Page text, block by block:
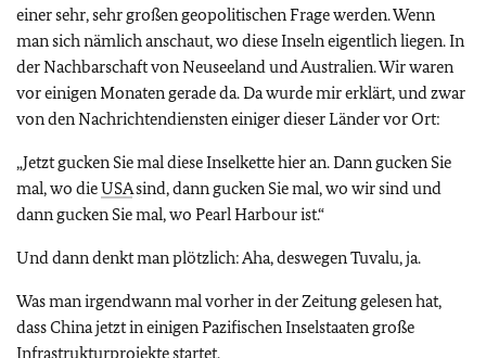
einer sehr, sehr großen geopolitischen Frage werden. Wenn
man sich nämlich anschaut, wo diese Inseln eigentlich liegen. In
der Nachbarschaft von Neuseeland und Australien. Wir waren
vor einigen Monaten gerade da. Da wurde mir erklärt, und zwar
von den Nachrichtendiensten einiger dieser Länder vor Ort:
„Jetzt gucken Sie mal diese Inselkette hier an. Dann gucken Sie
mal, wo dieUSAsind, dann gucken Sie mal, wo wir sind und
dann gucken Sie mal, wo Pearl Harbour ist.“
Und dann denkt man plötzlich: Aha, deswegen Tuvalu, ja.
Was man irgendwann mal vorher in der Zeitung gelesen hat,
dass China jetzt in einigen Pazifischen Inselstaaten große
Infrastrukturprojekte startet.